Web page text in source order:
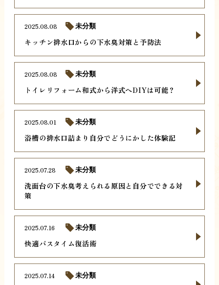
キッチン排水口からの下水臭対策と予防法
2025.08.08 未分類
トイレリフォーム和式から洋式へDIYは可能？
2025.08.08 未分類
浴槽の排水口詰まり自分でどうにかした体験記
2025.08.01 未分類
洗面台の下水臭考えられる原因と自分でできる対
策
2025.07.28 未分類
快適バスタイム復活術
2025.07.16 未分類
2025.07.14 未分類